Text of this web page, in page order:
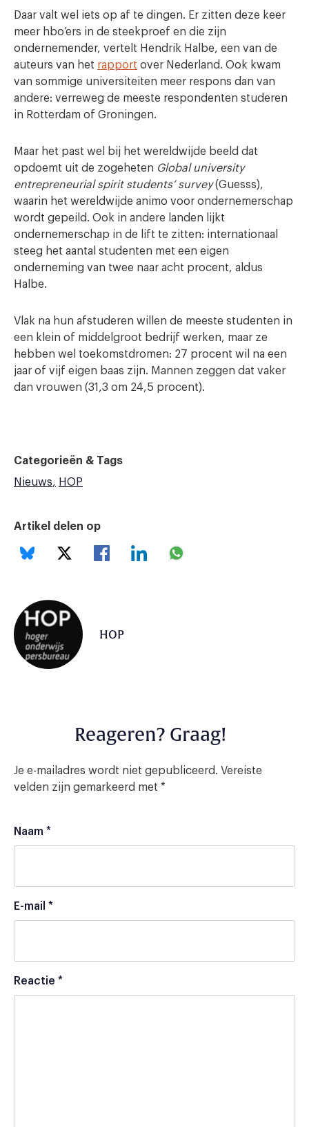
Daar valt wel iets op af te dingen. Er zitten deze keer
meer hbo’ers in de steekproef en die zijn
ondernemender, vertelt Hendrik Halbe, een van de
auteurs van het rapport over Nederland. Ook kwam
van sommige universiteiten meer respons dan van
andere: verreweg de meeste respondenten studeren
in Rotterdam of Groningen.
Maar het past wel bij het wereldwijde beeld dat
opdoemt uit de zogeheten Global university
entrepreneurial spirit students’ survey(Guesss),
waarin het wereldwijde animo voor ondernemerschap
wordt gepeild. Ook in andere landen lijkt
ondernemerschap in de lift te zitten: internationaal
steeg het aantal studenten met een eigen
onderneming van twee naar acht procent, aldus
Halbe.
Vlak na hun afstuderen willen de meeste studenten in
een klein of middelgroot bedrijf werken, maar ze
hebben wel toekomstdromen: 27 procent wil na een
jaar of vijf eigen baas zijn. Mannen zeggen dat vaker
dan vrouwen (31,3 om 24,5 procent).
Categorieën & Tags
Nieuws
HOP
Artikel delen op
HOP
Reageren? Graag!
Je e-mailadres wordt niet gepubliceerd. Vereiste
velden zijn gemarkeerd met *
Naam *
E-mail *
Reactie *